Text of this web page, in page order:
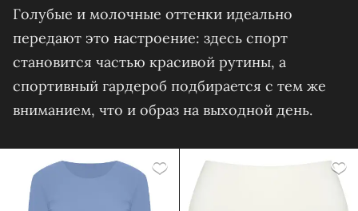
Голубые и молочные оттенки идеально
передают это настроение: здесь спорт
становится частью красивой рутины, а
спортивный гардероб подбирается с тем же
вниманием, что и образ на выходной день.